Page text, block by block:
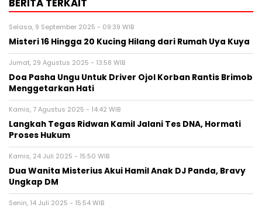
Selasa, 9 September 2025 - 09:39 WIB
Misteri 16 Hingga 20 Kucing Hilang dari Rumah Uya Kuya
Jumat, 29 Agustus 2025 - 13:58 WIB
Doa Pasha Ungu Untuk Driver Ojol Korban Rantis Brimob
Menggetarkan Hati
Kamis, 7 Agustus 2025 - 14:42 WIB
Langkah Tegas Ridwan Kamil Jalani Tes DNA, Hormati
Proses Hukum
Kamis, 24 Juli 2025 - 15:50 WIB
Dua Wanita Misterius Akui Hamil Anak DJ Panda, Bravy
Ungkap DM
Senin, 14 Juli 2025 - 15:54 WIB